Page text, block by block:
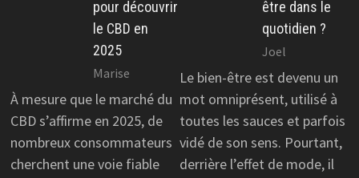
pour découvrir
le CBD en
2025
Marise
À mesure que le marché du
CBD s’affirme en 2025, de
nombreux consommateurs
cherchent une voie fiable
être dans le
quotidien ?
Joel
Le bien-être est devenu un
mot omniprésent, utilisé à
toutes les sauces et parfois
vidé de son sens. Pourtant,
derrière l’effet de mode, il